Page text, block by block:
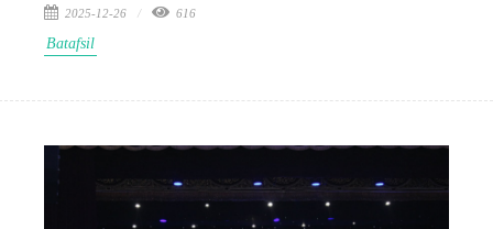
2025-12-26 616
Batafsil